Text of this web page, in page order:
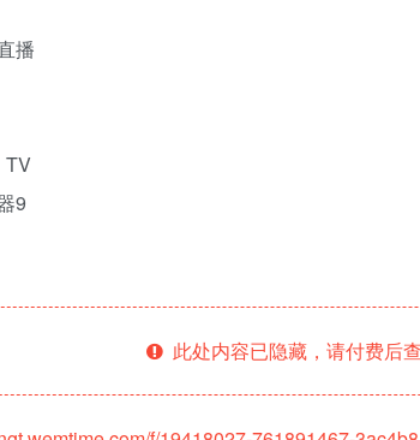
播
TV
9
此处内容已隐藏，请付费后